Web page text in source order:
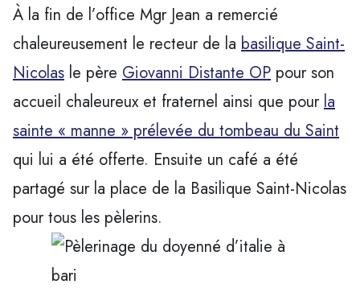
À la fin de l’office Mgr Jean a remercié
chaleureusement le recteur de la basilique Saint-
Nicolas le père Giovanni Distante OP pour son
accueil chaleureux et fraternel ainsi que pour la
sainte « manne » prélevée du tombeau du Saint
qui lui a été offerte. Ensuite un café a été
partagé sur la place de la Basilique Saint-Nicolas
pour tous les pèlerins.